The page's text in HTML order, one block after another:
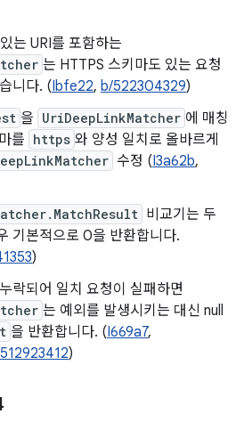
는 URI를 포함하는
는 HTTPS 스키마도 있는 요청
니다. (Ibfe22, b/522304329)
을 UriDeepLinkMatcher 에 매칭
를 https 와 양성 일치로 올바르게
수정 (I3a62b,
비교기는 두
기본적으로 0을 반환합니다.
)
락되어 일치 요청이 실패하면
는 예외를 발생시키는 대신 null
을 반환합니다. (I669a7,
)